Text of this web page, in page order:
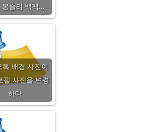
몽슬리 백팩…
톡 배경 사진이
필 사진을 변경
하다